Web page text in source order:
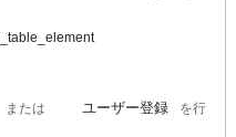
または ユーザー登録 を行